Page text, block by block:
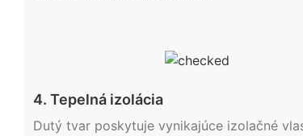
4. Tepelná izolácia
Dutý tvar poskytuje vynikajúce izolačné